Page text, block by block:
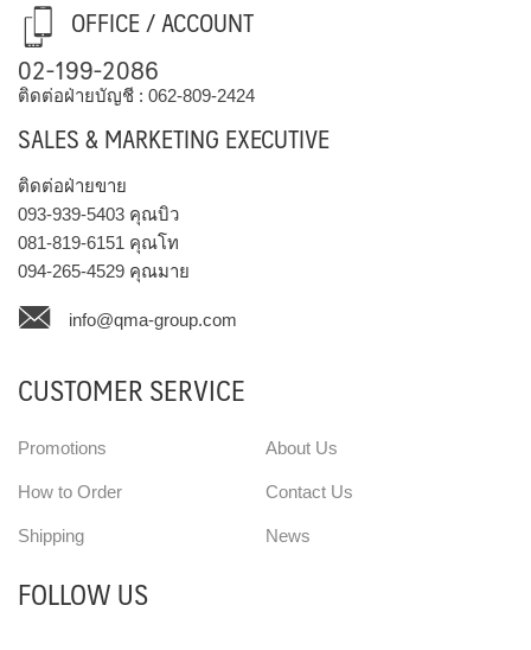
OFFICE / ACCOUNT
02-199-2086
ติดต่อฝ่ายบัญชี : 062-809-2424
SALES & MARKETING EXECUTIVE
ติดต่อฝ่ายขาย
093-939-5403 คุณบิว
081-819-6151 คุณโท
094-265-4529 คุณมาย
info@qma-group.com
CUSTOMER SERVICE
Promotions
How to Order
Shipping
About Us
Contact Us
News
FOLLOW US